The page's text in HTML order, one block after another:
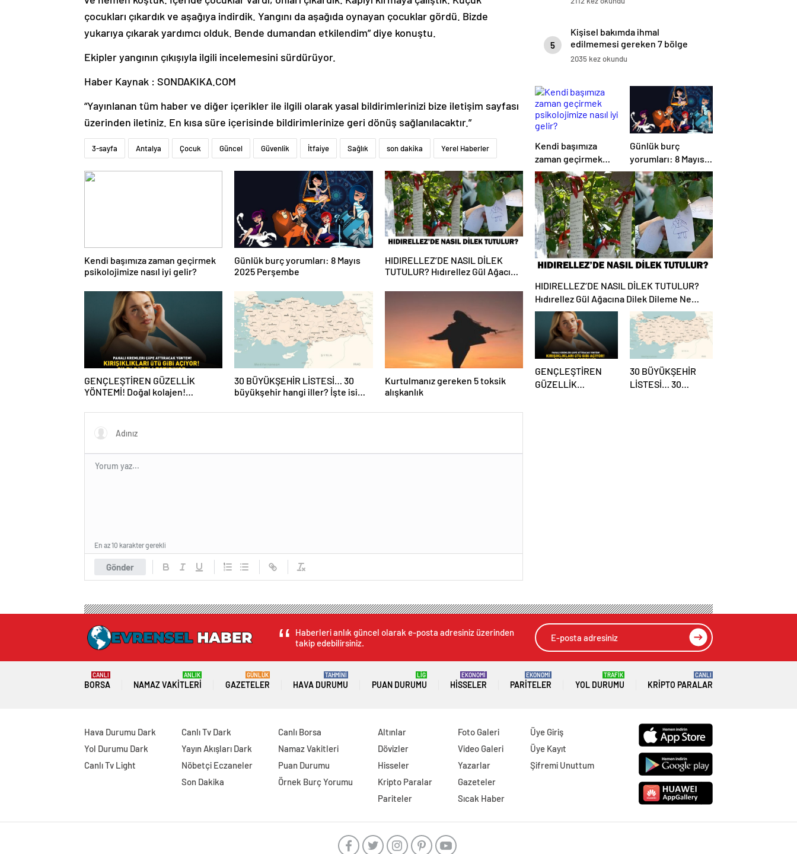
çocukları çıkardık ve aşağıya indirdik. Yangını da aşağıda oynayan çocuklar gördü. Bizde
yukarıya çıkarak yardımcı olduk. Bende dumandan etkilendim” diye konuştu.
Ekipler yangının çıkışıyla ilgili incelemesini sürdürüyor.
Haber Kaynak : SONDAKIKA.COM
“Yayınlanan tüm haber ve diğer içerikler ile ilgili olarak yasal bildirimlerinizi bize iletişim sayfası
üzerinden iletiniz. En kısa süre içerisinde bildirimlerinize geri dönüş sağlanılacaktır.”
3-sayfa Antalya Çocuk Güncel Güvenlik İtfaiye Sağlık son dakika Yerel Haberler
Kendi başımıza zaman geçirmek
psikolojimize nasıl iyi gelir?
Günlük burç yorumları: 8 Mayıs
2025 Perşembe
HIDIRELLEZ’DE NASIL DİLEK
TUTULUR? Hıdırellez Gül Ağacına
Yapılır?
GENÇLEŞTİREN GÜZELLİK
YÖNTEMİ! Doğal kolajen!
güzelleştiriyor’
30 BÜYÜKŞEHİR LİSTESİ… 30
büyükşehir hangi iller? İşte isim
Kurtulmanız gereken 5 toksik
alışkanlık
Gönder
En az 10 karakter gerekli
5
Kişisel bakımda ihmal
edilmemesi gereken 7 bölge
2035 kez okundu
Kendi başımıza
zaman geçirmek
psikolojimize nasıl
iyi gelir?
Günlük burç
yorumları: 8 Mayıs
2025 Perşembe
HIDIRELLEZ’DE NASIL DİLEK TUTULUR?
Hıdırellez Gül Ağacına Dilek Dileme Ne
Zaman, Nasıl Yapılır?
GENÇLEŞTİREN
GÜZELLİK
30 BÜYÜKŞEHİR
LİSTESİ… 30
Haberleri anlık güncel olarak e-posta adresiniz üzerinden
takip edebilirsiniz.
BORSA
CANLI
NAMAZ VAKITLERI
ANLIK
GAZETELER
GÜNLÜK
HAVA DURUMU
TAHMİNİ
PUAN DURUMU
LİG
HISSELER
EKONOMİ
PARITELER
EKONOMİ
YOL DURUMU
TRAFİK
KRIPTO PARALAR
CANLI
Hava Durumu Dark
Yol Durumu Dark
Canlı Tv Light
Canlı Tv Dark
Yayın Akışları Dark
Nöbetçi Eczaneler
Son Dakika
Canlı Borsa
Namaz Vakitleri
Puan Durumu
Örnek Burç Yorumu
Altınlar
Dövizler
Hisseler
Kripto Paralar
Pariteler
Foto Galeri
Video Galeri
Yazarlar
Gazeteler
Sıcak Haber
Üye Giriş
Üye Kayıt
Şifremi Unuttum